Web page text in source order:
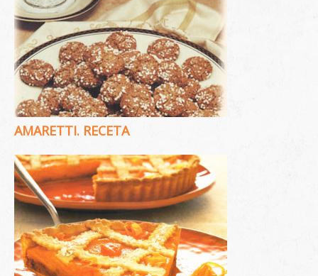
AMARETTI. RECETA